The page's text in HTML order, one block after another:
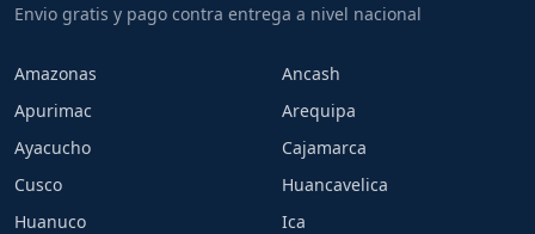
Envio gratis y pago contra entrega a nivel nacional
Amazonas
Ancash
Apurimac
Arequipa
Ayacucho
Cajamarca
Cusco
Huancavelica
Huanuco
Ica